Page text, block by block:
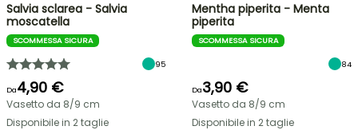
Salvia sclarea - Salvia
moscatella
SCOMMESSA SICURA
95
Da4,90 €
Vasetto da 8/9 cm
Disponibile in 2 taglie
Mentha piperita - Menta
piperita
SCOMMESSA SICURA
84
Da3,90 €
Vasetto da 8/9 cm
Disponibile in 2 taglie